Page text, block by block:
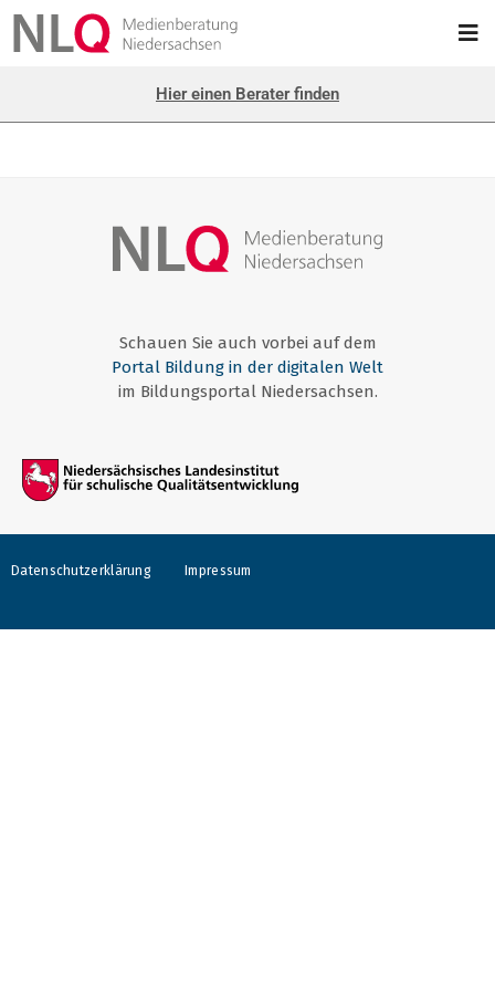
Hier einen Berater finden
Schauen Sie auch vorbei auf dem
Portal Bildung in der digitalen Welt
im Bildungsportal Niedersachsen.
Datenschutzerklärung Impressum